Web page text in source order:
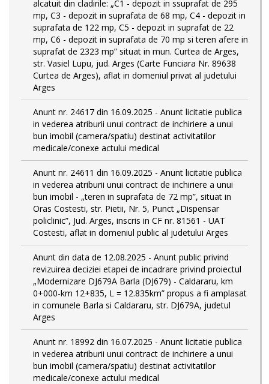
alcatuit din cladirile: „C1 - depozit in ssuprafat de 295
mp, C3 - depozit in suprafata de 68 mp, C4 - depozit in
suprafata de 122 mp, C5 - depozit in suprafat de 22
mp, C6 - depozit in suprafata de 70 mp si teren afere in
suprafat de 2323 mp” situat in mun. Curtea de Arges,
str. Vasiel Lupu, jud. Arges (Carte Funciara Nr. 89638
Curtea de Arges), aflat in domeniul privat al judetului
Arges
Anunt nr. 24617 din 16.09.2025 - Anunt licitatie publica
in vederea atriburii unui contract de inchiriere a unui
bun imobil (camera/spatiu) destinat activitatilor
medicale/conexe actului medical
Anunt nr. 24611 din 16.09.2025 - Anunt licitatie publica
in vederea atriburii unui contract de inchiriere a unui
bun imobil - „teren in suprafata de 72 mp”, situat in
Oras Costesti, str. Pietii, Nr. 5, Punct „Dispensar
policlinic”, Jud. Arges, inscris in CF nr. 81561 - UAT
Costesti, aflat in domeniul public al judetului Arges
Anunt din data de 12.08.2025 - Anunt public privind
revizuirea deciziei etapei de incadrare privind proiectul
„Modernizare DJ679A Barla (DJ679) - Caldararu, km
0+000-km 12+835, L = 12.835km” propus a fi amplasat
in comunele Barla si Caldararu, str. DJ679A, judetul
Arges
Anunt nr. 18992 din 16.07.2025 - Anunt licitatie publica
in vederea atriburii unui contract de inchiriere a unui
bun imobil (camera/spatiu) destinat activitatilor
medicale/conexe actului medical